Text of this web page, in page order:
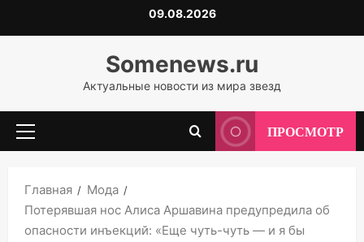
к
09.08.2026
Somenews.ru
Актуальные новости из мира звезд
Основное
ПРОСМОТР
Главная
Мода
Потерявшая нос Алиса Аршавина предупредила об
опасности инъекций: «Еще чуть-чуть — и я бы